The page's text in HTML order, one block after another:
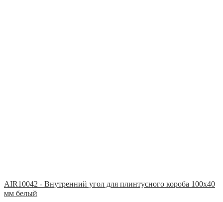
AIR10042 - Внутренний угол для плинтусного короба 100х40
мм белый